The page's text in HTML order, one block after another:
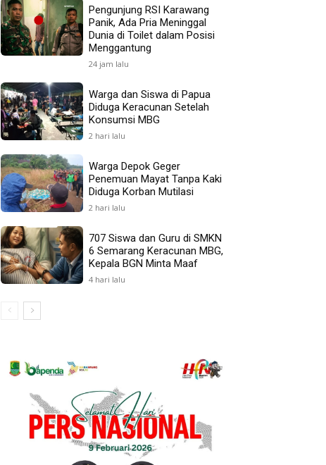
Pengunjung RSI Karawang
Panik, Ada Pria Meninggal
Dunia di Toilet dalam Posisi
Menggantung
24 jam lalu
Warga dan Siswa di Papua
Diduga Keracunan Setelah
Konsumsi MBG
2 hari lalu
Warga Depok Geger
Penemuan Mayat Tanpa Kaki
Diduga Korban Mutilasi
2 hari lalu
707 Siswa dan Guru di SMKN
6 Semarang Keracunan MBG,
Kepala BGN Minta Maaf
4 hari lalu